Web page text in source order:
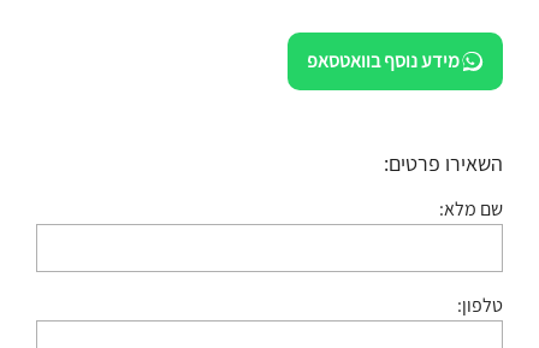
מידע נוסף בוואטסאפ
השאירו פרטים:
שם מלא:
טלפון: